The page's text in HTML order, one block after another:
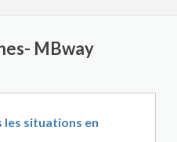
MBway
situations en